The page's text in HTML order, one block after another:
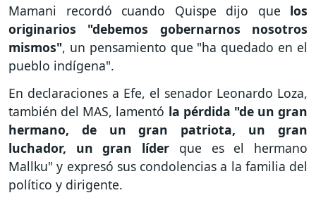
Mamani recordó cuando Quispe dijo que los
originarios "debemos gobernarnos nosotros
mismos", un pensamiento que "ha quedado en el
pueblo indígena".
En declaraciones a Efe, el senador Leonardo Loza,
también del MAS, lamentó la pérdida "de un gran
hermano, de un gran patriota, un gran
luchador, un gran líder que es el hermano
Mallku" y expresó sus condolencias a la familia del
político y dirigente.